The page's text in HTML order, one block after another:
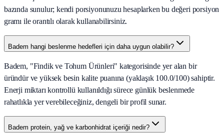
bazında sunulur; kendi porsiyonunuzu hesaplarken bu değeri porsiyon
gramı ile orantılı olarak kullanabilirsiniz.
Badem hangi beslenme hedefleri için daha uygun olabilir?
Badem, "Findik ve Tohum Ürünleri" kategorisinde yer alan bir
üründür ve yüksek besin kalite puanına (yaklaşık 100.0/100) sahiptir.
Enerji miktarı kontrollü kullanıldığı sürece günlük beslenmede
rahatlıkla yer verebileceğiniz, dengeli bir profil sunar.
Badem protein, yağ ve karbonhidrat içeriği nedir?